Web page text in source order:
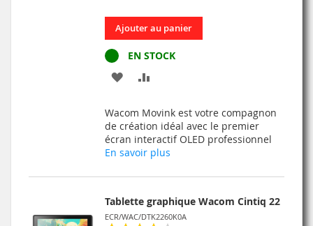
Ajouter au panier
EN STOCK
AJOUTER
MA
LISTE
D’ENVIE
COMPARATEUR
Wacom Movink est votre compagnon
de création idéal avec le premier
écran interactif OLED professionnel
En savoir plus
Tablette graphique Wacom Cintiq 22
ECR/WAC/DTK2260K0A